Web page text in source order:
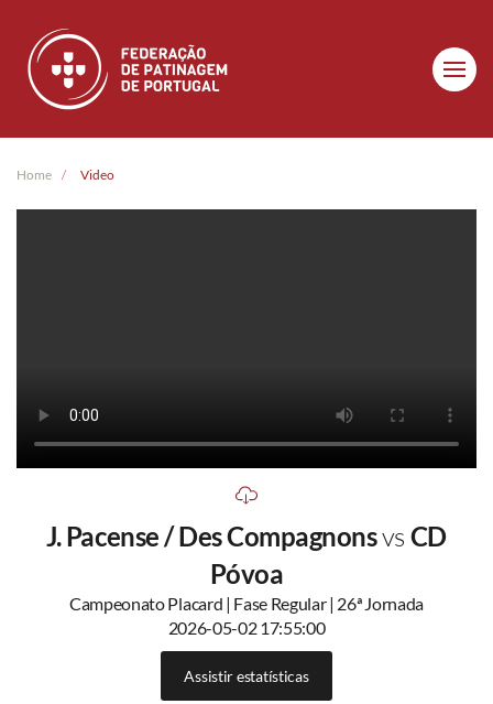
Skip to main content
Home Video
J. Pacense / Des Compagnonsvs CD
Póvoa
Campeonato Placard | Fase Regular | 26ª Jornada
2026-05-02 17:55:00
Assistir estatísticas